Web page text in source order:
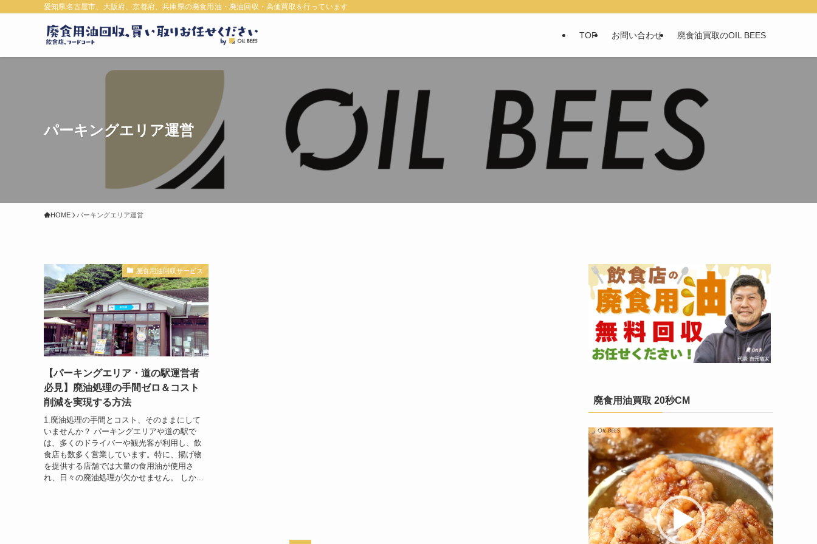
愛知県名古屋市、大阪府、京都府、兵庫県の廃食用油・廃油回収・高価買取を行っています
TOP お問い合わせ 廃食油買取のOIL BEES
パーキングエリア運営
HOME パーキングエリア運営
廃食用油回収サービス
【パーキングエリア・道の駅運営者
必見】廃油処理の手間ゼロ＆コスト
削減を実現する方法
1.廃油処理の手間とコスト、そのままにして
いませんか？ パーキングエリアや道の駅で
は、多くのドライバーや観光客が利用し、飲
食店も数多く営業しています。特に、揚げ物
を提供する店舗では大量の食用油が使用さ
れ、日々の廃油処理が欠かせません。 しか...
廃食用油買取 20秒CM
動
画
プ
レ
ー
ヤ
ー